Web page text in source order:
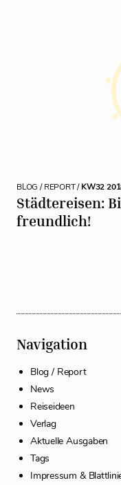
BLOG / REPORT /KW32
Städtereisen:
freundlich!
Navigation
Blog / Report
News
Reiseideen
Verlag
Aktuelle Ausgaben
Tags
Impressum &